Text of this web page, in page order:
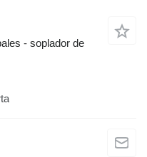
- soplador de